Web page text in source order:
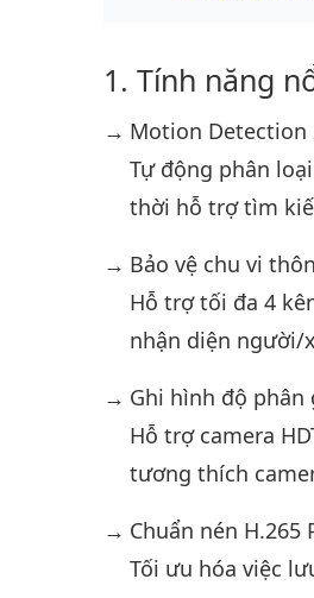
Tính năng
Motion Detection
Tự động phân
thời hỗ trợ tìm
Bảo vệ chu vi
Hỗ trợ tối đa 4
nhận diện người/
Ghi hình độ phân
Hỗ trợ camera
tương thích
Chuẩn nén
Tối ưu hóa việc